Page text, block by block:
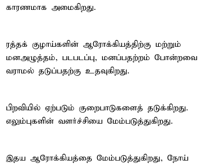
காரணமாக அமைகிறது.
ரத்தக் குழாய்களின் ஆரோக்கியத்திற்கு மற்றும்
மனஅழுத்தம், படபடப்பு, மனப்பதற்றம் போன்றவை
வராமல் தடுப்பதற்கு உதவுகிறது.
பிறவியில் ஏற்படும் குறைபாடுகளைத் தடுக்கிறது.
எலும்புகளின் வளர்ச்சியை மேம்படுத்துகிறது.
இதய ஆரோக்கியத்தை மேம்படுத்துகிறது, நோய்